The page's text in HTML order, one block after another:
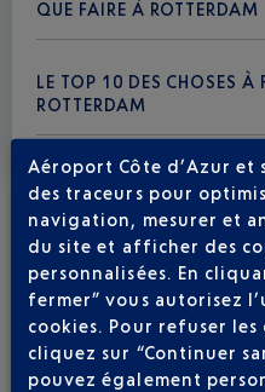
QUE FAIRE À ROTTERDAM
LE TOP 10 DES CHOSES À
ROTTERDAM
Aéroport Côte d’Azur et
des traceurs pour
navigation, mesurer et
du site et afficher des
personnalisées. En
fermer” vous autorisez
cookies. Pour refuser les
cliquez sur “Continuer
pouvez également